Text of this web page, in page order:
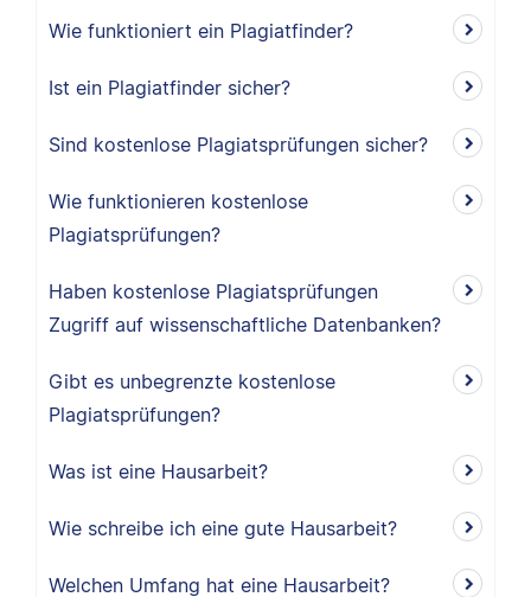
Wie funktioniert ein Plagiatfinder?
Ist ein Plagiatfinder sicher?
Sind kostenlose Plagiatsprüfungen sicher?
Wie funktionieren kostenlose
Plagiatsprüfungen?
Haben kostenlose Plagiatsprüfungen
Zugriff auf wissenschaftliche Datenbanken?
Gibt es unbegrenzte kostenlose
Plagiatsprüfungen?
Was ist eine Hausarbeit?
Wie schreibe ich eine gute Hausarbeit?
Welchen Umfang hat eine Hausarbeit?